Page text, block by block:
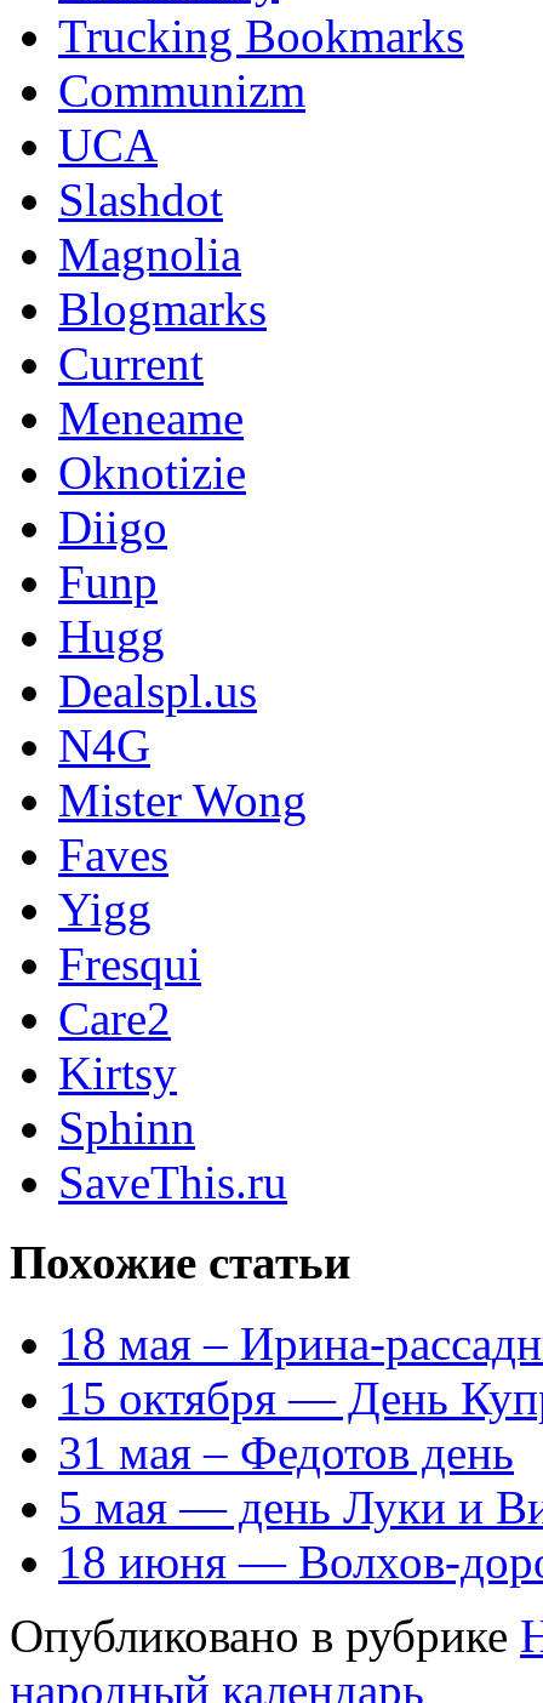
Trucking Bookmarks
Communizm
UCA
Slashdot
Magnolia
Blogmarks
Current
Meneame
Oknotizie
Diigo
Funp
Hugg
Dealspl.us
N4G
Mister Wong
Faves
Yigg
Fresqui
Care2
Kirtsy
Sphinn
SaveThis.ru
Похожие статьи
18 мая – Ирина-
15 октября — День
31 мая – Федотов день
5 мая — день Луки и
18 июня — Волхов-
Опубликовано в рубрике
народный календарь